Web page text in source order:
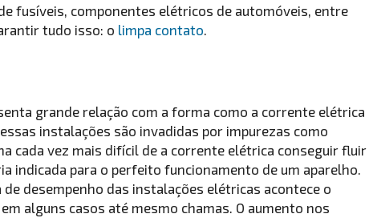
fusíveis, componentes elétricos de automóveis, entre
tudo isso: o limpa contato.
grande relação com a forma como a corrente elétrica
instalações são invadidas por impurezas como
cada vez mais difícil de a corrente elétrica conseguir fluir
indicada para o perfeito funcionamento de um aparelho.
desempenho das instalações elétricas acontece o
alguns casos até mesmo chamas. O aumento nos